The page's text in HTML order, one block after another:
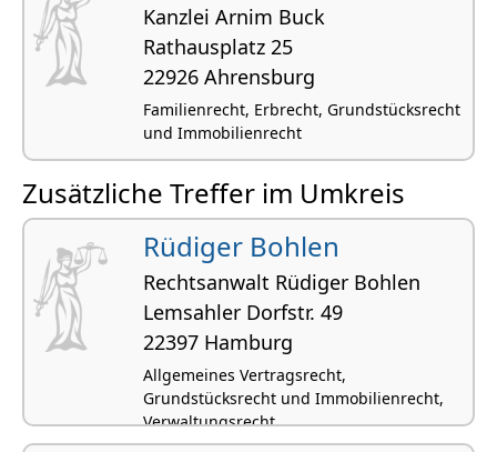
Kanzlei Arnim Buck
Rathausplatz 25
22926 Ahrensburg
Familienrecht, Erbrecht, Grundstücksrecht
und Immobilienrecht
Zusätzliche Treffer im Umkreis
Rüdiger Bohlen
Rechtsanwalt Rüdiger Bohlen
Lemsahler Dorfstr. 49
22397 Hamburg
Allgemeines Vertragsrecht,
Grundstücksrecht und Immobilienrecht,
Verwaltungsrecht,